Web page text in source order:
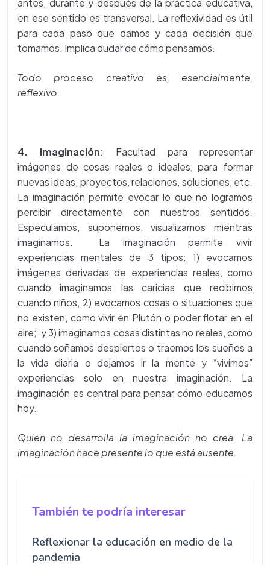
antes, durante y después de la práctica educativa,
en ese sentido es transversal. La reflexividad es útil
para cada paso que damos y cada decisión que
tomamos. Implica dudar de cómo pensamos.
Todo proceso creativo es, esencialmente,
reflexivo.
4. Imaginación: Facultad para representar
imágenes de cosas reales o ideales, para formar
nuevas ideas, proyectos, relaciones, soluciones, etc.
La imaginación permite evocar lo que no logramos
percibir directamente con nuestros sentidos.
Especulamos, suponemos, visualizamos mientras
imaginamos. La imaginación permite vivir
experiencias mentales de 3 tipos: 1) evocamos
imágenes derivadas de experiencias reales, como
cuando imaginamos las caricias que recibimos
cuando niños, 2) evocamos cosas o situaciones que
no existen, como vivir en Plutón o poder flotar en el
aire; y 3) imaginamos cosas distintas no reales, como
cuando soñamos despiertos o traemos los sueños a
la vida diaria o dejamos ir la mente y “vivimos”
experiencias solo en nuestra imaginación. La
imaginación es central para pensar cómo educamos
hoy.
Quien no desarrolla la imaginación no crea. La
imaginación hace presente lo que está ausente.
También te podría interesar
Reflexionar la educación en medio de la
pandemia